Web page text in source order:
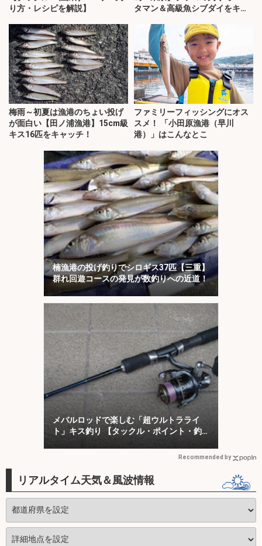
り方・レシピを解説】
タマン＆高級魚シブダイをキャ
梅雨～初夏は漁港のちょい投げ
が面白い【田ノ浦漁港】15cm級
キス16匹をキャッチ！
ファミリーフィッシングにオス
スメ！ 「小田原漁港（早川
港）」はこんなとこ
楠漁港の投げ釣りでシロギス37匹【三重】
群れ回遊コースの発見が数釣りへの近道！
メバルロッドで楽しむ「超ウルトラライ
ト」キス釣り 【タックル・ポイント・釣
Recommended by
リアルタイム天気＆風波情報